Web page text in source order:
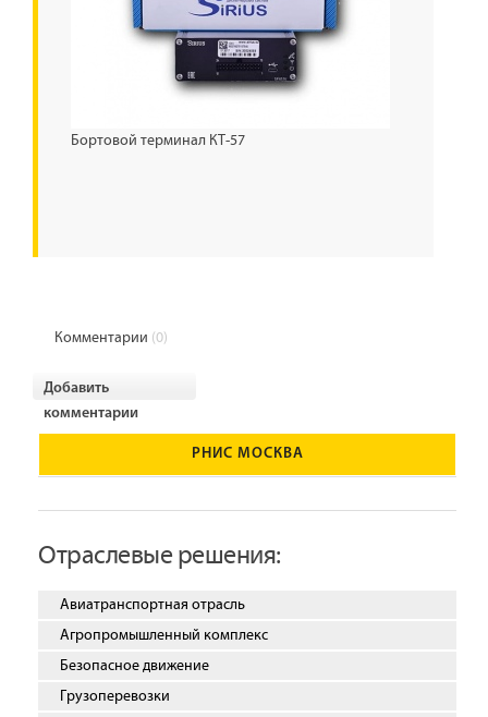
Бортовой терминал КТ-57
Комментарии (0)
Добавить
комментарии
РНИС МОСКВА
Отраслевые решения:
Авиатранспортная отрасль
Агропромышленный комплекс
Безопасное движение
Грузоперевозки